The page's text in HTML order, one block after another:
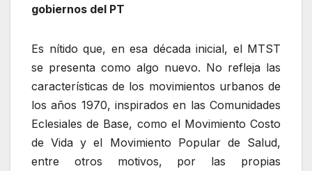
gobiernos del PT
Es nítido que, en esa década inicial, el MTST
se presenta como algo nuevo. No refleja las
características de los movimientos urbanos de
los años 1970, inspirados en las Comunidades
Eclesiales de Base, como el Movimiento Costo
de Vida y el Movimiento Popular de Salud,
entre otros motivos, por las propias